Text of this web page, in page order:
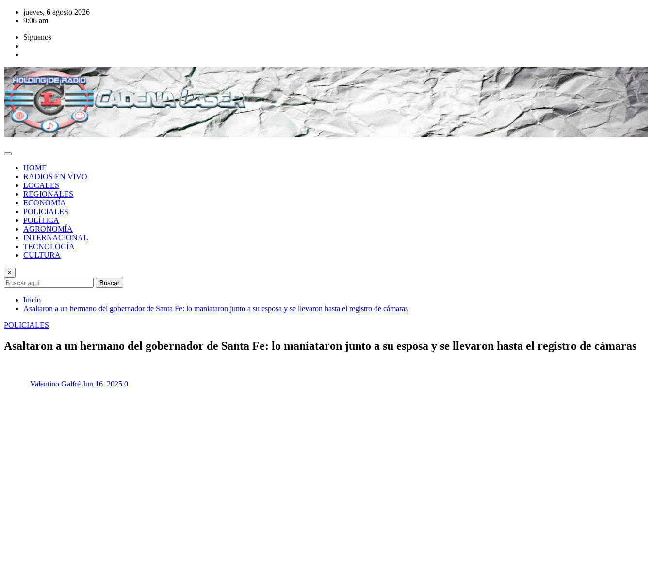
Saltar
jueves, 6 agosto 2026
9:06 am
Síguenos
HOME
RADIOS EN VIVO
LOCALES
REGIONALES
ECONOMÍA
POLICIALES
POLÍTICA
AGRONOMÍA
INTERNACIONAL
TECNOLOGÍA
CULTURA
×
Buscar
Inicio
Asaltaron a un hermano del gobernador de Santa Fe: lo maniataron junto a su esposa y se llevaron hasta el registro de cámaras
POLICIALES
Asaltaron a un hermano del gobernador de Santa Fe: lo maniataron junto a su esposa y se llevaron hasta el registro de cámaras
Valentino Galfré Jun 16, 2025 0